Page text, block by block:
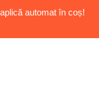
automat în coș!